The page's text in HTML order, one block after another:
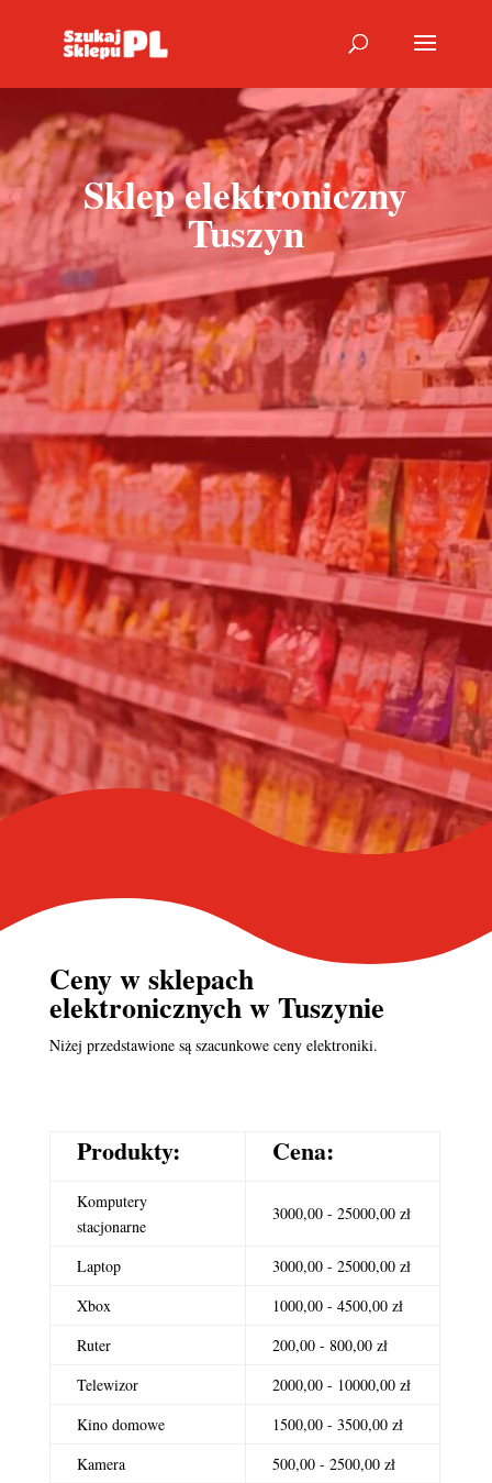
Sklep elektroniczny
Tuszyn
Ceny wsklepach
elektronicznychw Tuszynie
Niżej przedstawione są szacunkowe ceny elektroniki.
Produkty: Cena:
Komputery
stacjonarne
3000,00 - 25000,00 zł
Laptop
3000,00 - 25000,00 zł
Xbox
1000,00 - 4500,00 zł
Ruter
200,00 - 800,00 zł
Telewizor
2000,00 - 10000,00 zł
Kino domowe
1500,00 - 3500,00 zł
Kamera
500,00 - 2500,00 zł